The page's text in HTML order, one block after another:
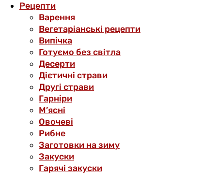
Рецепти
Варення
Вегетаріанські рецепти
Випічка
Готуємо без світла
Десерти
Дієтичні страви
Другі страви
Гарніри
М’ясні
Овочеві
Рибне
Заготовки на зиму
Закуски
Гарячі закуски